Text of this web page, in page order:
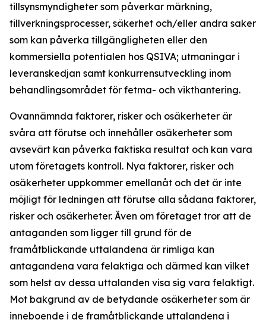
tillsynsmyndigheter som påverkar märkning,
tillverkningsprocesser, säkerhet och/eller andra saker
som kan påverka tillgängligheten eller den
kommersiella potentialen hos QSIVA; utmaningar i
leveranskedjan samt konkurrensutveckling inom
behandlingsområdet för fetma- och vikthantering.
Ovannämnda faktorer, risker och osäkerheter är
svåra att förutse och innehåller osäkerheter som
avsevärt kan påverka faktiska resultat och kan vara
utom företagets kontroll. Nya faktorer, risker och
osäkerheter uppkommer emellanåt och det är inte
möjligt för ledningen att förutse alla sådana faktorer,
risker och osäkerheter. Även om företaget tror att de
antaganden som ligger till grund för de
framåtblickande uttalandena är rimliga kan
antagandena vara felaktiga och därmed kan vilket
som helst av dessa uttalanden visa sig vara felaktigt.
Mot bakgrund av de betydande osäkerheter som är
inneboende i de framåtblickande uttalandena i